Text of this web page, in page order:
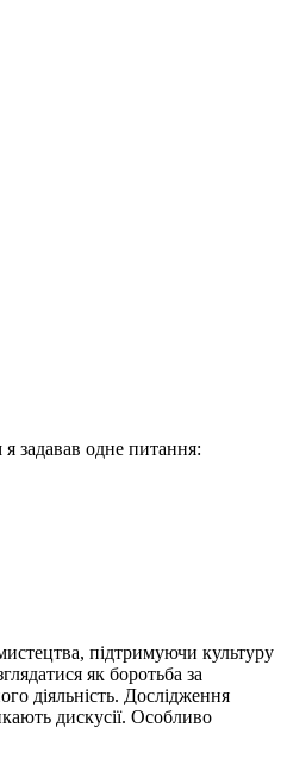
задавав одне питання:
підтримуючи культуру
як боротьба за
діяльність. Дослідження
дискусії. Особливо